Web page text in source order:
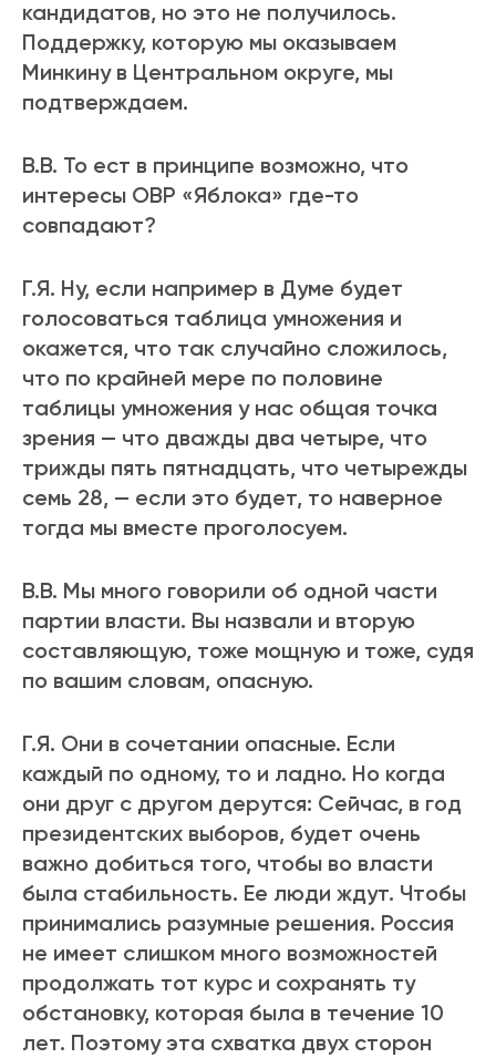
кандидатов, но это не получилось.
Поддержку, которую мы оказываем
Минкину в Центральном округе, мы
подтверждаем.
В.В. То ест в принципе возможно, что
интересы ОВР «Яблока» где-то
совпадают?
Г.Я. Ну, если например в Думе будет
голосоваться таблица умножения и
окажется, что так случайно сложилось,
что по крайней мере по половине
таблицы умножения у нас общая точка
зрения — что дважды два четыре, что
трижды пять пятнадцать, что четырежды
семь 28, — если это будет, то наверное
тогда мы вместе проголосуем.
В.В. Мы много говорили об одной части
партии власти. Вы назвали и вторую
составляющую, тоже мощную и тоже, судя
по вашим словам, опасную.
Г.Я. Они в сочетании опасные. Если
каждый по одному, то и ладно. Но когда
они друг с другом дерутся: Сейчас, в год
президентских выборов, будет очень
важно добиться того, чтобы во власти
была стабильность. Ее люди ждут. Чтобы
принимались разумные решения. Россия
не имеет слишком много возможностей
продолжать тот курс и сохранять ту
обстановку, которая была в течение 10
лет. Поэтому эта схватка двух сторон